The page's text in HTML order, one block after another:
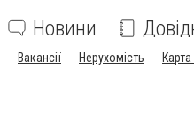
Новини
Вакансії Нерухомість Карта